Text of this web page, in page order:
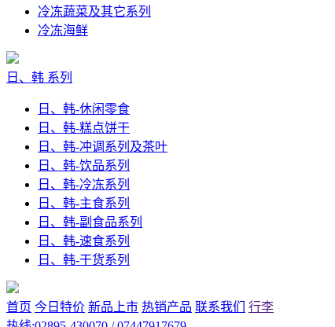
冷冻蔬菜及其它系列
冷冻海鲜
日、韩 系列
日、韩-休闲零食
日、韩-糕点饼干
日、韩-冲调系列及茶叶
日、韩-饮品系列
日、韩-冷冻系列
日、韩-主食系列
日、韩-副食品系列
日、韩-速食系列
日、韩-干货系列
首页 今日特价 新品上市 热销产品 联系我们
行李